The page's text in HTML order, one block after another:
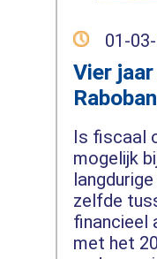
01-
Vier
Is fiscaal
mogelijk
zelfde
financieel
met het